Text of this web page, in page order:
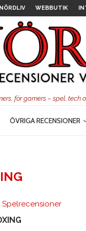
WEBBUTIK
för gamers – spel, tech
ÖVRIGA RECENSIONER
Spelrecensioner